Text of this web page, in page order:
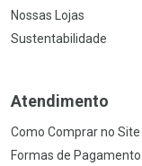
Nossas Lojas
Sustentabilidade
Atendimento
Como Comprar no Site
Formas de Pagamento